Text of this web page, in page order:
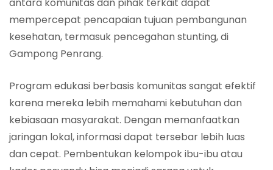
mempercepat pencapaian tujuan pembangunan
kesehatan, termasuk pencegahan stunting, di
Gampong Penrang.
Program edukasi berbasis komunitas sangat efektif
karena mereka lebih memahami kebutuhan dan
kebiasaan masyarakat. Dengan memanfaatkan
jaringan lokal, informasi dapat tersebar lebih luas
dan cepat. Pembentukan kelompok ibu-ibu atau